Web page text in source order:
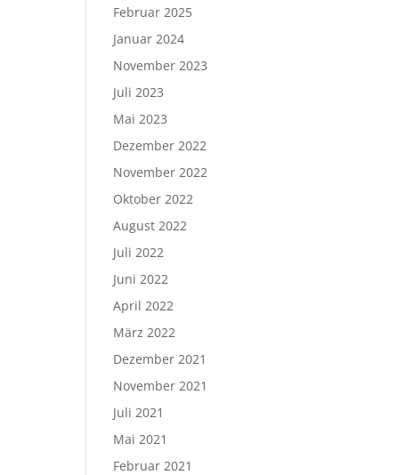
Februar 2025
Januar 2024
November 2023
Juli 2023
Mai 2023
Dezember 2022
November 2022
Oktober 2022
August 2022
Juli 2022
Juni 2022
April 2022
März 2022
Dezember 2021
November 2021
Juli 2021
Mai 2021
Februar 2021